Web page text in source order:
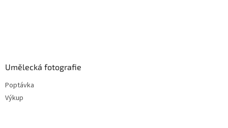
Umělecká fotografie
Poptávka
Výkup